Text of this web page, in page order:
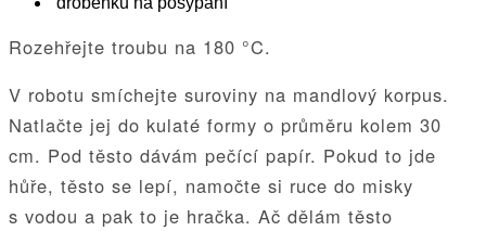
Rozehřejte troubu na 180 °C.
V robotu smíchejte suroviny na mandlový korpus.
Natlačte jej do kulaté formy o průměru kolem 30
cm. Pod těsto dávám pečící papír. Pokud to jde
hůře, těsto se lepí, namočte si ruce do misky
s vodou a pak to je hračka. Ač dělám těsto